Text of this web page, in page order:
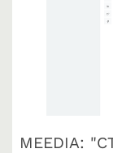
MEEDIA: